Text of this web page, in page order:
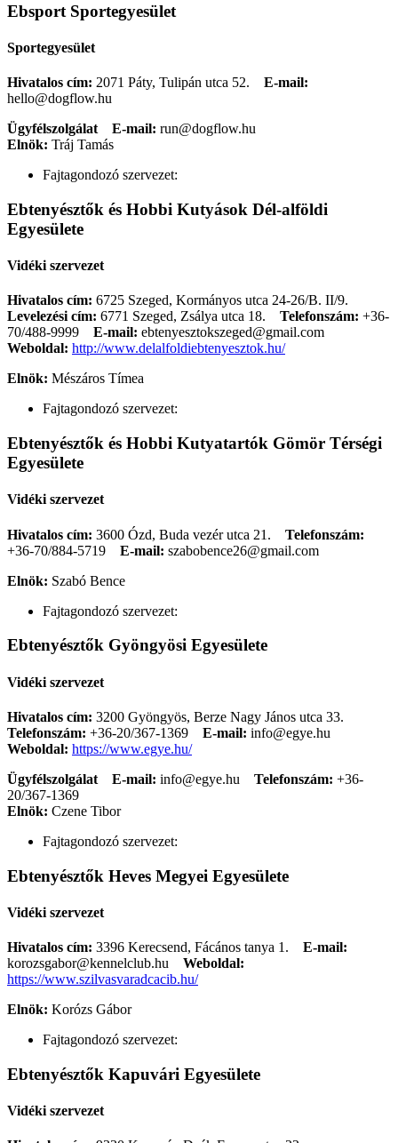
Ebsport Sportegyesület
Sportegyesület
Hivatalos cím: 2071 Páty, Tulipán utca 52. E-mail:
hello@dogflow.hu
Ügyfélszolgálat
E-mail: run@dogflow.hu
Elnök: Tráj Tamás
Fajtagondozó szervezet:
Ebtenyésztők és Hobbi Kutyások Dél-alföldi
Egyesülete
Vidéki szervezet
Hivatalos cím: 6725 Szeged, Kormányos utca 24-26/B. II/9.
Levelezési cím: 6771 Szeged, Zsálya utca 18. Telefonszám: +36-
70/488-9999
E-mail: ebtenyesztokszeged@gmail.com
Weboldal: http://www.delalfoldiebtenyesztok.hu/
Elnök: Mészáros Tímea
Fajtagondozó szervezet:
Ebtenyésztők és Hobbi Kutyatartók Gömör Térségi
Egyesülete
Vidéki szervezet
Hivatalos cím: 3600 Ózd, Buda vezér utca 21. Telefonszám:
+36-70/884-5719
E-mail: szabobence26@gmail.com
Elnök: Szabó Bence
Fajtagondozó szervezet:
Ebtenyésztők Gyöngyösi Egyesülete
Vidéki szervezet
Hivatalos cím: 3200 Gyöngyös, Berze Nagy János utca 33.
Telefonszám: +36-20/367-1369 E-mail: info@egye.hu
Weboldal: https://www.egye.hu/
Ügyfélszolgálat
E-mail: info@egye.hu Telefonszám: +36-
20/367-1369
Elnök: Czene Tibor
Fajtagondozó szervezet:
Ebtenyésztők Heves Megyei Egyesülete
Vidéki szervezet
Hivatalos cím: 3396 Kerecsend, Fácános tanya 1. E-mail:
korozsgabor@kennelclub.hu
Weboldal:
https://www.szilvasvaradcacib.hu/
Elnök: Korózs Gábor
Fajtagondozó szervezet:
Ebtenyésztők Kapuvári Egyesülete
Vidéki szervezet